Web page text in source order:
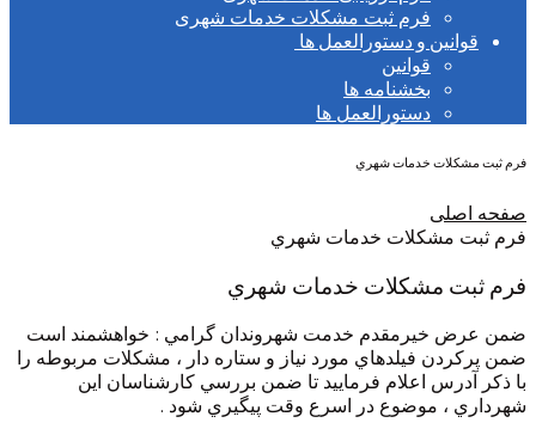
فرم ثبت مشکلات خدمات شهری
و دستورالعمل ها
بخشنامه ها
دستورالعمل ها
خدمات شهري
خدمات شهري
مشكلات خدمات شهري
خدمت شهروندان گرامي : خواهشمند است
فيلدهاي مورد نياز و ستاره دار ، مشكلات مربوطه را
اعلام فرماييد تا ضمن بررسي كارشناسان اين
موضوع در اسرع وقت پيگيري شود .